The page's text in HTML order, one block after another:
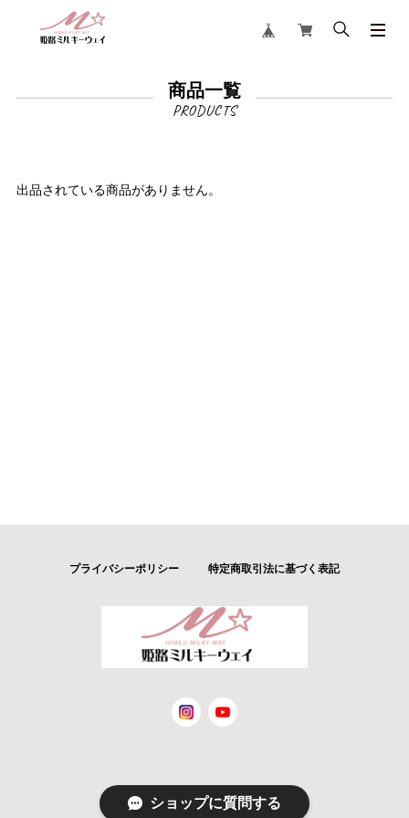
商品一覧
出品されている商品がありません。
プライバシーポリシー 特定商取引法に基づく表記
ショップに質問する